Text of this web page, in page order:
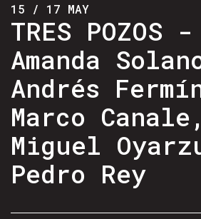
15 / 17 MAY
TRES POZOS -
Amanda
Andrés
Marco Canale,
Miguel
Pedro Rey